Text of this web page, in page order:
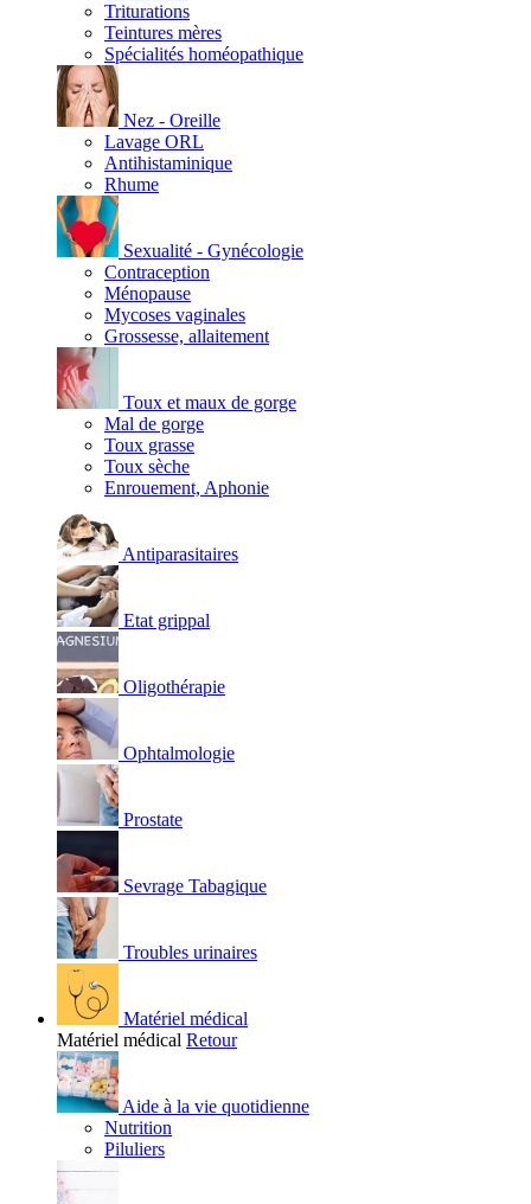
Triturations
Teintures mères
Spécialités homéopathique
Nez - Oreille
Lavage ORL
Antihistaminique
Rhume
Sexualité - Gynécologie
Contraception
Ménopause
Mycoses vaginales
Grossesse, allaitement
Toux et maux de gorge
Mal de gorge
Toux grasse
Toux sèche
Enrouement, Aphonie
Antiparasitaires
Etat grippal
Oligothérapie
Ophtalmologie
Prostate
Sevrage Tabagique
Troubles urinaires
Matériel médical
Matériel médical Retour
Aide à la vie quotidienne
Nutrition
Piluliers